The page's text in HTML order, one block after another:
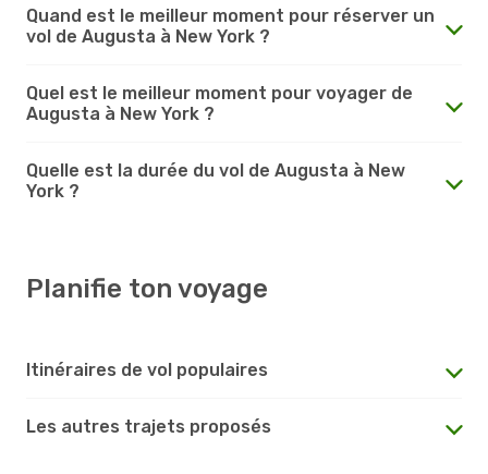
Quand est le meilleur moment pour réserver un
vol de Augusta à New York ?
Quel est le meilleur moment pour voyager de
Augusta à New York ?
Quelle est la durée du vol de Augusta à New
York ?
Planifie ton voyage
Itinéraires de vol populaires
Les autres trajets proposés